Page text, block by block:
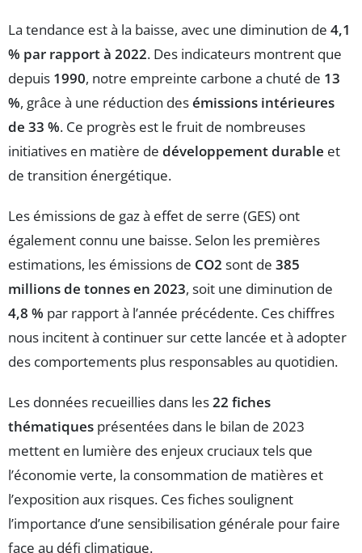
La tendance est à la baisse, avec une diminution de 4,1
% par rapport à 2022. Des indicateurs montrent que
depuis 1990, notre empreinte carbone a chuté de 13
%, grâce à une réduction desémissions intérieures
de 33 %. Ce progrès est le fruit de nombreuses
initiatives en matière de développement durable et
de transition énergétique.
Les émissions de gaz à effet de serre (GES) ont
également connu une baisse. Selon les premières
estimations, les émissions de CO2 sont de 385
millions de tonnes en 2023, soit une diminution de
4,8 % par rapport à l’année précédente. Ces chiffres
nous incitent à continuer sur cette lancée et à adopter
des comportements plus responsables au quotidien.
Les données recueillies dans les22 fiches
thématiques présentées dans le bilan de 2023
mettent en lumière des enjeux cruciaux tels que
l’économie verte, la consommation de matières et
l’exposition aux risques. Ces fiches soulignent
l’importance d’une sensibilisation générale pour faire
face au défi climatique.